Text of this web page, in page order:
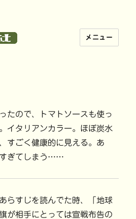
メニュー
たので、トマトソースも使っ
イタリアンカラー。ほぼ炭水
すごく健康的に見える。あ
すぎてしまう……
らすじを読んでた時、「地球
が相手にとっては宣戦布告の